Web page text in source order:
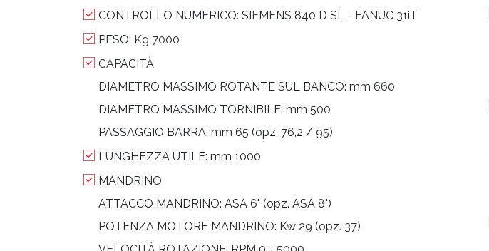
CONTROLLO NUMERICO: SIEMENS 840 D SL - FANUC 31iT
PESO: Kg 7000
CAPACITÀ
DIAMETRO MASSIMO ROTANTE SUL BANCO: mm 660
DIAMETRO MASSIMO TORNIBILE: mm 500
PASSAGGIO BARRA: mm 65 (opz. 76,2 / 95)
LUNGHEZZA UTILE: mm 1000
MANDRINO
ATTACCO MANDRINO: ASA 6" (opz. ASA 8")
POTENZA MOTORE MANDRINO: Kw 29 (opz. 37)